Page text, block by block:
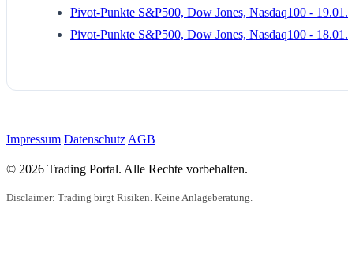
Pivot-Punkte S&P500, Dow Jones, Nasdaq100 - 19.01.
Pivot-Punkte S&P500, Dow Jones, Nasdaq100 - 18.01.
Impressum Datenschutz AGB
© 2026 Trading Portal. Alle Rechte vorbehalten.
Disclaimer: Trading birgt Risiken. Keine Anlageberatung.